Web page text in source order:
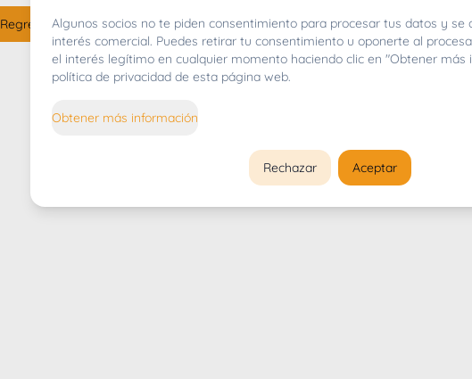
Regresar al inicioAlgunos socios no te piden consentimiento para procesar tus datos y se
interés comercial. Puedes retirar tu consentimiento u oponerte al
el interés legítimo en cualquier momento haciendo clic en "Obtener más
política de privacidad de esta página web.
Obtener más información
Rechazar Aceptar